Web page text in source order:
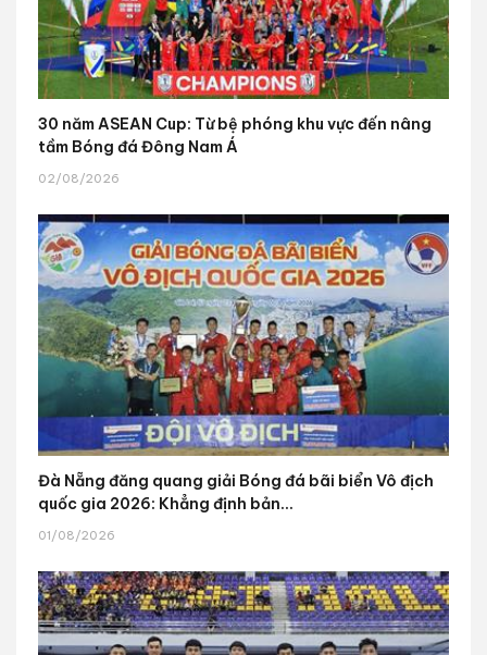
30 năm ASEAN Cup: Từ bệ phóng khu vực đến nâng
tầm Bóng đá Đông Nam Á
02/08/2026
Đà Nẵng đăng quang giải Bóng đá bãi biển Vô địch
quốc gia 2026: Khẳng định bản...
01/08/2026